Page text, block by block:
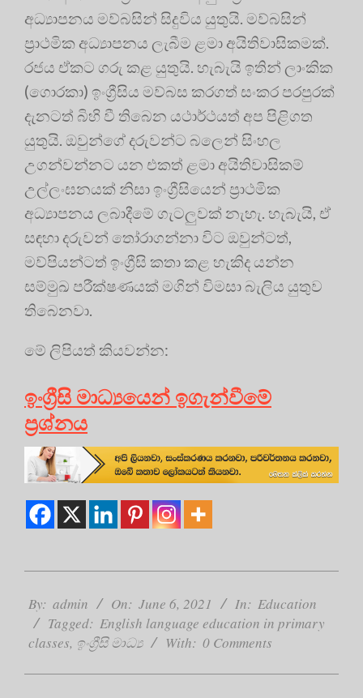
අධ්‍යාපනය මව්බසින් සිදුවිය යුතුයි. මව්බසින්
ප්‍රාථමික අධ්‍යාපනය ලැබීම ළමා අයිතිවාසිකමක්.
රජය ඒකට ගරු කළ යුතුයි. හැබැයි ඉතින් ලාංකික
(ගොරකා) ඉංග්‍රීසිය මව්බස කරගත් සංකර පරපුරක්
දැනටත් බිහි වී තිබෙන යථාර්ථයත් අප පිළිගත
යුතුයි. ඔවුන්ගේ දරුවන්ට බලෙන් සිංහල
උගන්වන්නට යන එකත් ළමා අයිතිවාසිකම්
උල්ලංඝනයක් නිසා ඉංග්‍රීසියෙන් ප්‍රාථමික
අධ්‍යාපනය ලබාදීමේ ගැටලුවක් නැහැ. හැබැයි, ඒ
සඳහා දරුවන් තෝරාගන්නා විට ඔවුන්ටත්,
මව්පියන්ටත් ඉංග්‍රීසි කතා කළ හැකිද යන්න
සම්මුඛ පරීක්ෂණයක් මගින් විමසා බැලිය යුතුව
තිබෙනවා.
මේ ලිපියත් කියවන්න:
ඉංග්‍රීසි මාධ්‍යයෙන් ඉගැන්වීමේ
ප්‍ර‍ශ්නය
06-
06
By: admin On: June 6, 2021 In: Education
Tagged: English language education in primary
classes, ඉංග්‍රීසි මාධ්‍ය With: 0 Comments